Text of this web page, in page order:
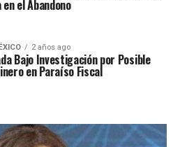
el Abandono
2 años ago
Bajo Investigación por Posible
en Paraíso Fiscal